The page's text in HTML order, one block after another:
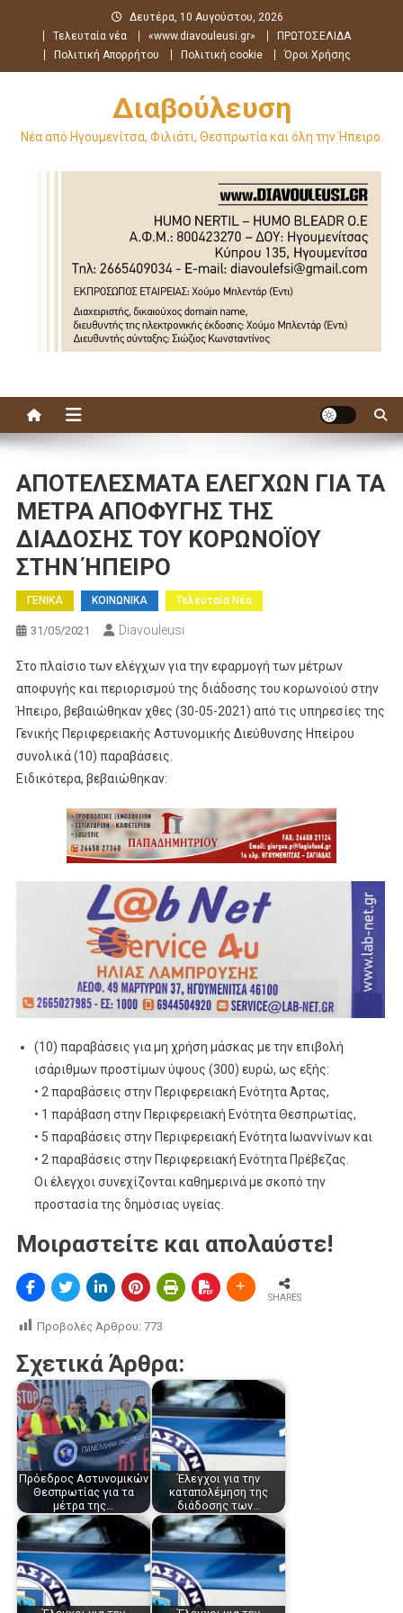
περιεχόμενο
Δευτέρα, 10 Αυγούστου, 2026
Τελευταία νέα
«www.diavouleusi.gr»
ΠΡΩΤΟΣΕΛΙΔΑ
Πολιτική Απορρήτου
Πολιτική cookie Όροι Χρήσης
Διαβούλευση
Νέα από Ηγουμενίτσα, Φιλιάτι, Θεσπρωτία και όλη την Ήπειρο.
ΑΠΟΤΕΛΕΣΜΑΤΑ ΕΛΕΓΧΩΝ ΓΙΑ ΤΑ
ΜΕΤΡΑ ΑΠΟΦΥΓΗΣ ΤΗΣ
ΔΙΑΔΟΣΗΣ ΤΟΥ ΚΟΡΩΝΟΪΟΥ
ΣΤΗΝ ΉΠΕΙΡΟ
ΓΕΝΙΚΑ ΚΟΙΝΩΝΙΚΑ Τελευταία Νέα
31/05/2021 Diavouleusi
Στο πλαίσιο των ελέγχων για την εφαρμογή των μέτρων
αποφυγής και περιορισμού της διάδοσης του κορωνοϊού στην
Ήπειρο, βεβαιώθηκαν χθες (30-05-2021) από τις υπηρεσίες της
Γενικής Περιφερειακής Αστυνομικής Διεύθυνσης Ηπείρου
συνολικά (10) παραβάσεις.
Ειδικότερα, βεβαιώθηκαν:
(10) παραβάσεις για μη χρήση μάσκας με την επιβολή
ισάριθμων προστίμων ύψους (300) ευρώ, ως εξής:
• 2 παραβάσεις στην Περιφερειακή Ενότητα Άρτας,
• 1 παράβαση στην Περιφερειακή Ενότητα Θεσπρωτίας,
• 5 παραβάσεις στην Περιφερειακή Ενότητα Ιωαννίνων και
• 2 παραβάσεις στην Περιφερειακή Ενότητα Πρέβεζας.
Οι έλεγχοι συνεχίζονται καθημερινά με σκοπό την
προστασία της δημόσιας υγείας.
Μοιραστείτε και απολαύστε!
SHARES
Προβολές Άρθρου: 773
Σχετικά Άρθρα:
Πρόεδρος Αστυνομικών
Θεσπρωτίας για τα
μέτρα της…
Έλεγχοι για την
καταπολέμηση της
διάδοσης των…